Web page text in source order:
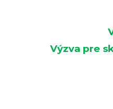
Výzva pre